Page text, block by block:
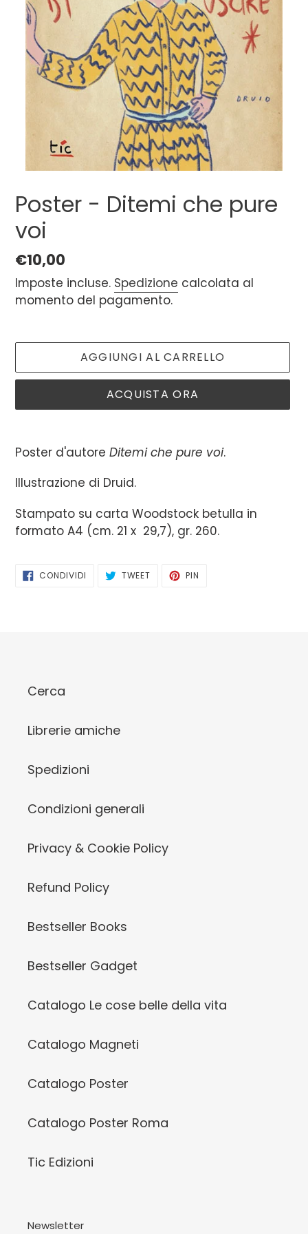
Poster - Ditemi che pure
voi
Prezzo
di
listino
€10,00
Imposte incluse. Spedizione calcolata al
momento del pagamento.
AGGIUNGI AL CARRELLO
ACQUISTA ORA
del
nel
Poster d'autore Ditemi che pure voi.
Illustrazione di Druid.
Stampato su carta Woodstock betulla in
formato A4 (cm. 21 x 29,7), gr. 260.
CONDIVIDI CONDIVIDITWEET TWITTA PIN
Cerca
Librerie amiche
Spedizioni
Condizioni generali
Privacy & Cookie Policy
Refund Policy
Bestseller Books
Bestseller Gadget
Catalogo Le cose belle della vita
Catalogo Magneti
Catalogo Poster
Catalogo Poster Roma
Tic Edizioni
Newsletter